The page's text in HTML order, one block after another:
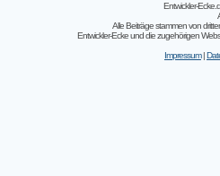
Entwickler-
Alle Beiträge stammen von
Entwickler-Ecke und die zugehörigen
Impressum|